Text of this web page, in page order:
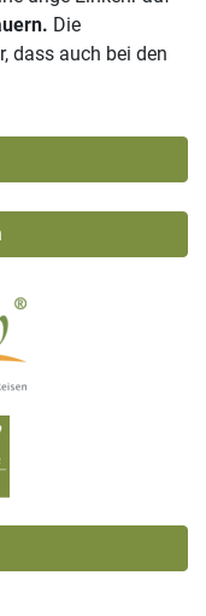
Die
dass auch bei den